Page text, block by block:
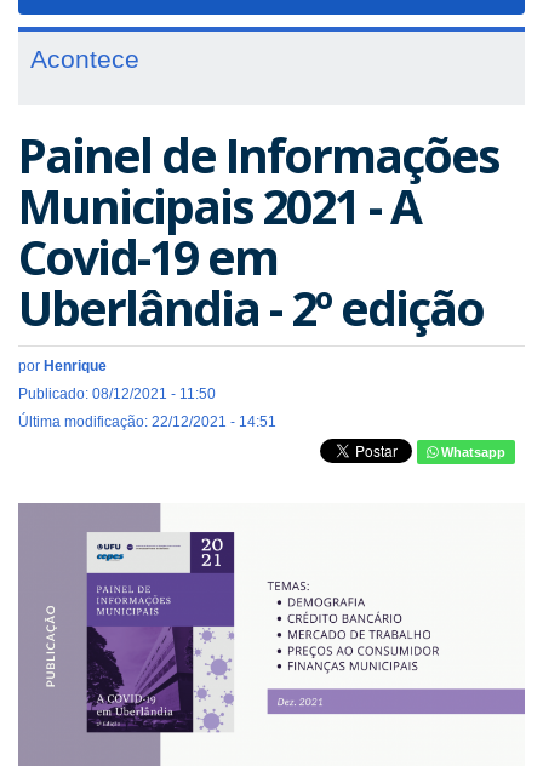
Acontece
Painel de Informações
Municipais 2021 - A
Covid-19 em
Uberlândia - 2º edição
por Henrique
Publicado: 08/12/2021 - 11:50
Última modificação: 22/12/2021 - 14:51
Whatsapp